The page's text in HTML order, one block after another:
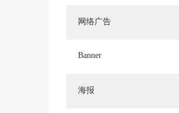
网络广告
Banner
海报